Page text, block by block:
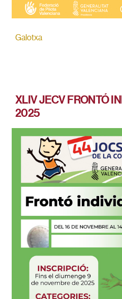
Galotxa
XLIV JECV FRONTÓ
2025